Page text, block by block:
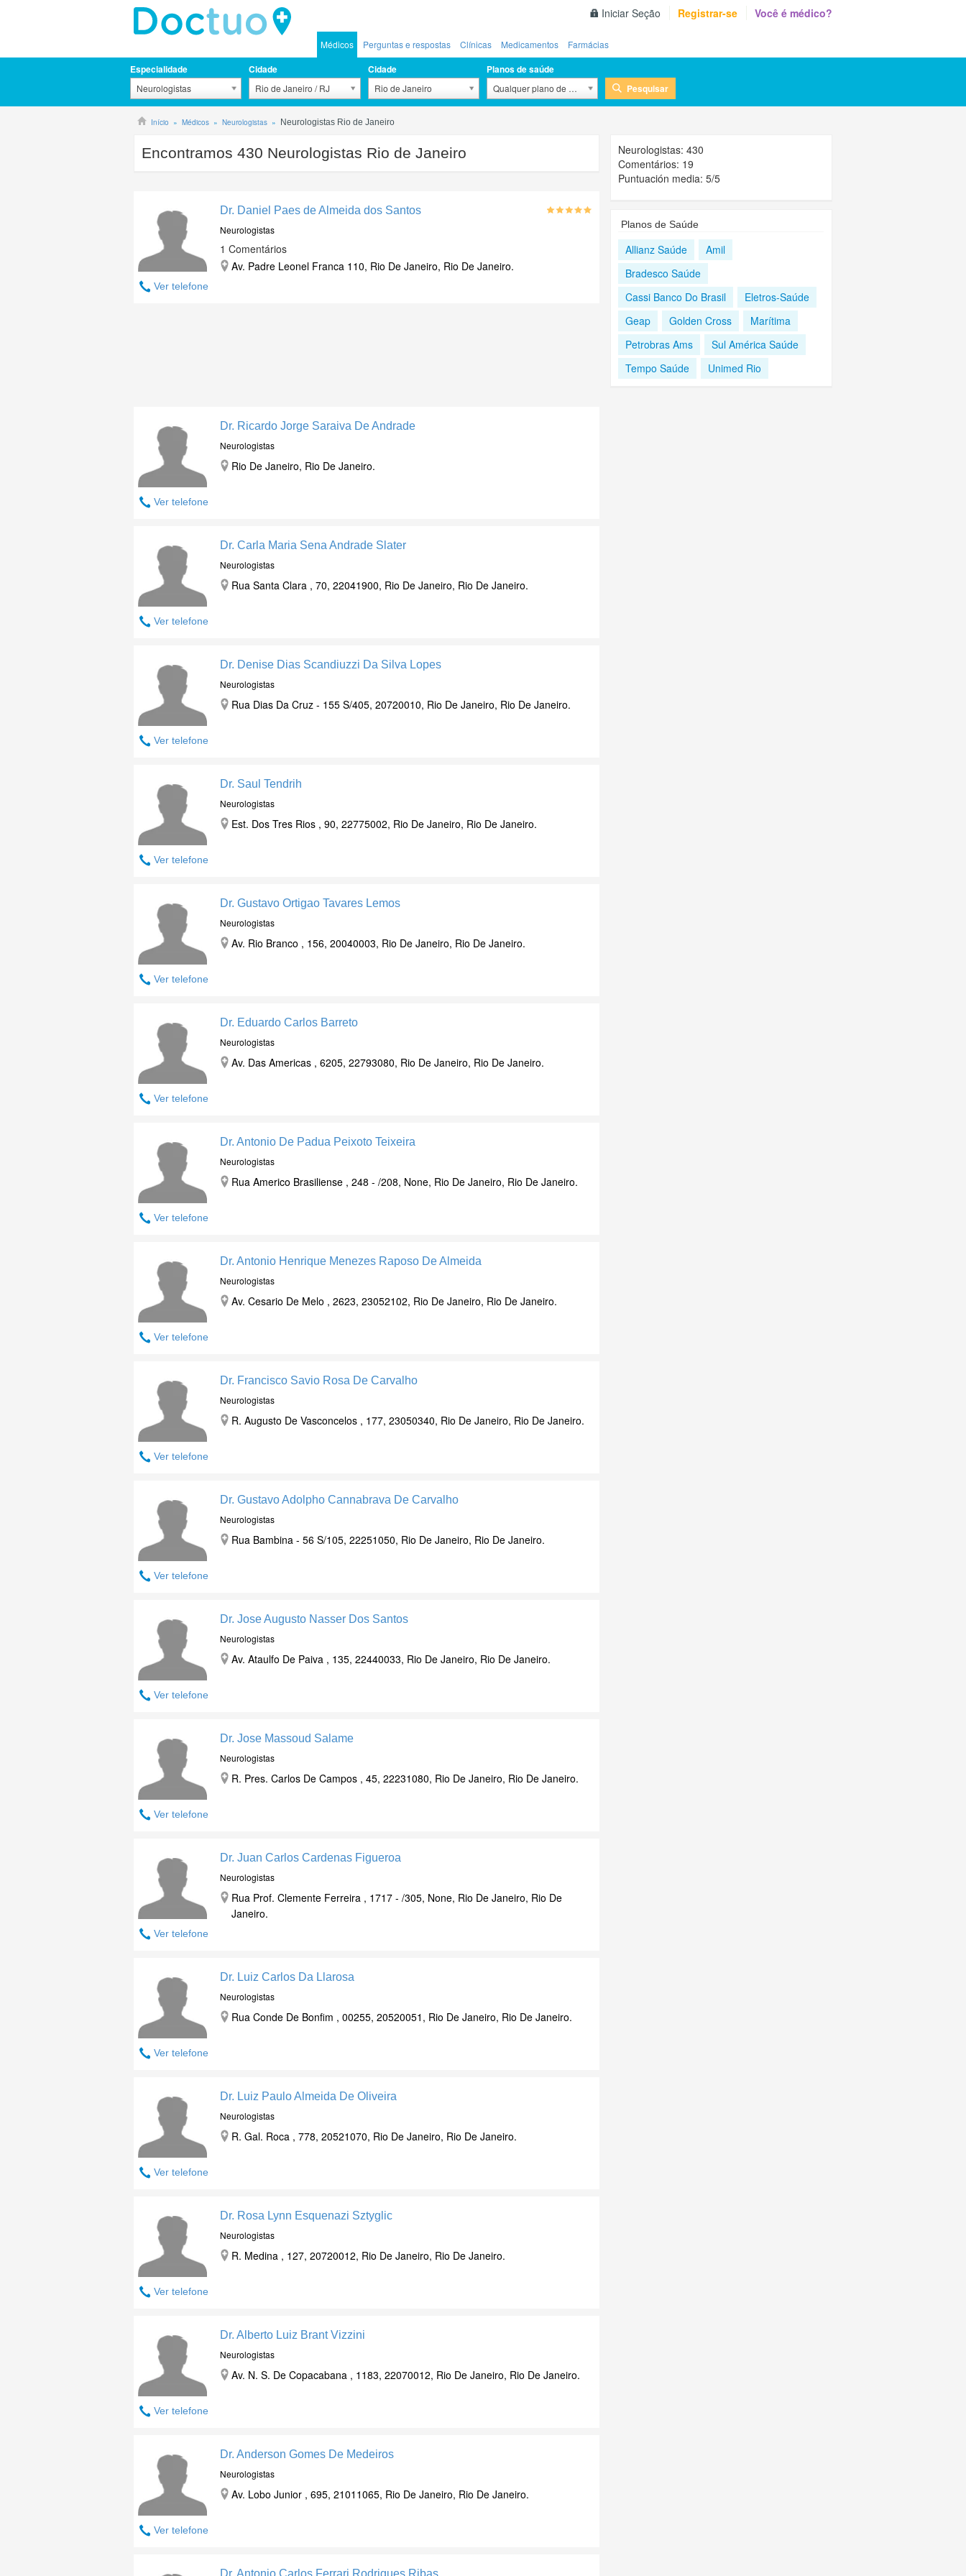
Iniciar Seção Registrar-se Você é médico?
Médicos Perguntas e respostas Clínicas Medicamentos Farmácias
Especialidade
Neurologistas
Cidade
Rio de Janeiro / RJ
Cidade
Rio de Janeiro
Planos de saúde
Qualquer plano de saúde Pesquisar
Início Médicos Neurologistas Neurologistas Rio de Janeiro
Encontramos 430 Neurologistas Rio de Janeiro
Ver telefone
Dr. Daniel Paes de Almeida dos Santos
Neurologistas
1 Comentários
Av. Padre Leonel Franca 110, Rio De Janeiro, Rio De Janeiro.
Ver telefone
Dr. Ricardo Jorge Saraiva De Andrade
Neurologistas
Rio De Janeiro, Rio De Janeiro.
Ver telefone
Dr. Carla Maria Sena Andrade Slater
Neurologistas
Rua Santa Clara , 70, 22041900, Rio De Janeiro, Rio De Janeiro.
Ver telefone
Dr. Denise Dias Scandiuzzi Da Silva Lopes
Neurologistas
Rua Dias Da Cruz - 155 S/405, 20720010, Rio De Janeiro, Rio De Janeiro.
Ver telefone
Dr. Saul Tendrih
Neurologistas
Est. Dos Tres Rios , 90, 22775002, Rio De Janeiro, Rio De Janeiro.
Ver telefone
Dr. Gustavo Ortigao Tavares Lemos
Neurologistas
Av. Rio Branco , 156, 20040003, Rio De Janeiro, Rio De Janeiro.
Ver telefone
Dr. Eduardo Carlos Barreto
Neurologistas
Av. Das Americas , 6205, 22793080, Rio De Janeiro, Rio De Janeiro.
Ver telefone
Dr. Antonio De Padua Peixoto Teixeira
Neurologistas
Rua Americo Brasiliense , 248 - /208, None, Rio De Janeiro, Rio De Janeiro.
Ver telefone
Dr. Antonio Henrique Menezes Raposo De Almeida
Neurologistas
Av. Cesario De Melo , 2623, 23052102, Rio De Janeiro, Rio De Janeiro.
Ver telefone
Dr. Francisco Savio Rosa De Carvalho
Neurologistas
R. Augusto De Vasconcelos , 177, 23050340, Rio De Janeiro, Rio De Janeiro.
Ver telefone
Dr. Gustavo Adolpho Cannabrava De Carvalho
Neurologistas
Rua Bambina - 56 S/105, 22251050, Rio De Janeiro, Rio De Janeiro.
Ver telefone
Dr. Jose Augusto Nasser Dos Santos
Neurologistas
Av. Ataulfo De Paiva , 135, 22440033, Rio De Janeiro, Rio De Janeiro.
Ver telefone
Dr. Jose Massoud Salame
Neurologistas
R. Pres. Carlos De Campos , 45, 22231080, Rio De Janeiro, Rio De Janeiro.
Ver telefone
Dr. Juan Carlos Cardenas Figueroa
Neurologistas
Rua Prof. Clemente Ferreira , 1717 - /305, None, Rio De Janeiro, Rio De
Janeiro.
Ver telefone
Dr. Luiz Carlos Da Llarosa
Neurologistas
Rua Conde De Bonfim , 00255, 20520051, Rio De Janeiro, Rio De Janeiro.
Ver telefone
Dr. Luiz Paulo Almeida De Oliveira
Neurologistas
R. Gal. Roca , 778, 20521070, Rio De Janeiro, Rio De Janeiro.
Ver telefone
Dr. Rosa Lynn Esquenazi Sztyglic
Neurologistas
R. Medina , 127, 20720012, Rio De Janeiro, Rio De Janeiro.
Ver telefone
Dr. Alberto Luiz Brant Vizzini
Neurologistas
Av. N. S. De Copacabana , 1183, 22070012, Rio De Janeiro, Rio De Janeiro.
Ver telefone
Dr. Anderson Gomes De Medeiros
Neurologistas
Av. Lobo Junior , 695, 21011065, Rio De Janeiro, Rio De Janeiro.
Dr. Antonio Carlos Ferrari Rodrigues Ribas
Neurologistas: 430
Comentários: 19
Puntuación media: 5/5
Planos de Saúde
Allianz Saúde
Amil
Bradesco Saúde
Cassi Banco Do Brasil
Eletros-Saúde
Geap
Golden Cross
Marítima
Petrobras Ams
Sul América Saúde
Tempo Saúde
Unimed Rio